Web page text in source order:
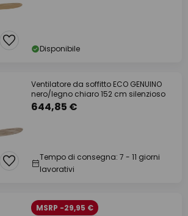
Disponibile
Ventilatore da soffitto ECO GENUINO
nero/legno chiaro 152 cm silenzioso
644,85 €
Tempo di consegna: 7 - 11 giorni
lavorativi
MSRP -29,95 €